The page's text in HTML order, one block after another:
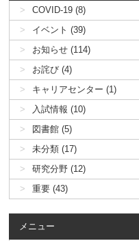
COVID-19 (8)
イベント (39)
お知らせ (114)
お詫び (4)
キャリアセンター (1)
入試情報 (10)
図書館 (5)
未分類 (17)
研究分野 (12)
重要 (43)
メニュー